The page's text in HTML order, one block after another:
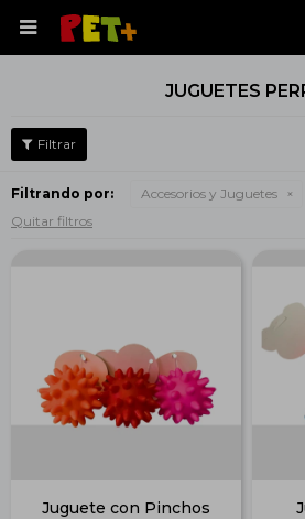

JUGUETES
Filtrando por: Accesorios y Juguetes
Quitar filtros
Juguete con Pinchos